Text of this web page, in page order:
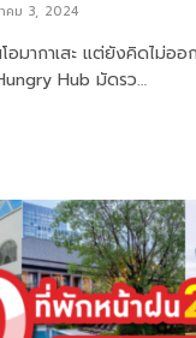
ม 3, 2024
อมากาเสะ แต่ยังคิดไม่ออ
Hub มัดรว…